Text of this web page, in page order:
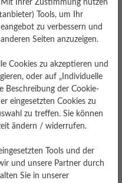
lesen
Mit Ihrer Zustimmung nutzen
Tools, um Ihr
zu verbessern und
Seiten anzuzeigen.
Cookies zu akzeptieren und
oder auf „Individuelle
Beschreibung der Cookie-
eingesetzten Cookies zu
zu treffen. Sie können
ändern / widerrufen.
Tools und der
und unsere Partner durch
Sie in unserer